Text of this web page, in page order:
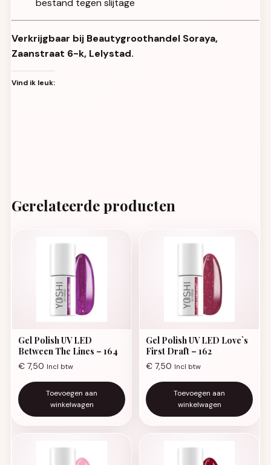
bestand tegen slijtage
Verkrijgbaar bij Beautygroothandel Soraya,
Zaanstraat 6-k, Lelystad.
Vind ik leuk:
Gerelateerde producten
Gel Polish UV LED
Between The Lines – 164
€ 7,50 Incl btw
Toevoegen aan
winkelwagen
Gel Polish UV LED Love`s
First Draft – 162
€ 7,50 Incl btw
Toevoegen aan
winkelwagen